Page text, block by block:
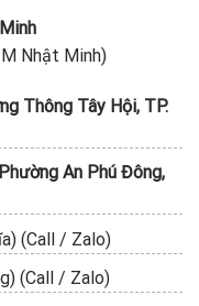
Nhật Minh)
Thông Tây Hội, TP.
An Phú Đông,
(Call / Zalo)
(Call / Zalo)